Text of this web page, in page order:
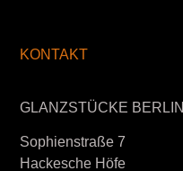
KONTAKT
GLANZSTÜCKE BERLIN
Sophienstraße 7
Hackesche Höfe